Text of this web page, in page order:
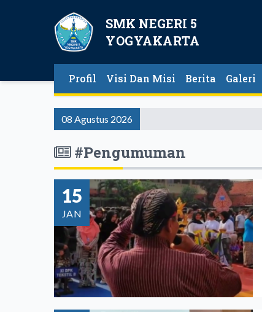
SMK NEGERI 5
YOGYAKARTA
Profil Visi Dan Misi Berita Galeri
08 Agustus 2026
#Pengumuman
15
JAN